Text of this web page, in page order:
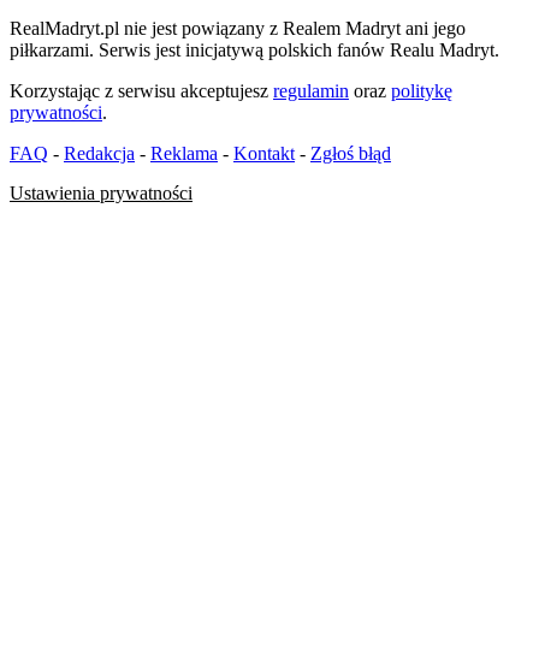
RealMadryt.pl nie jest powiązany z Realem Madryt ani jego
piłkarzami. Serwis jest inicjatywą polskich fanów Realu Madryt.
Korzystając z serwisu akceptujesz regulamin oraz politykę
prywatności.
FAQ - Redakcja - Reklama - Kontakt - Zgłoś błąd
Ustawienia prywatności